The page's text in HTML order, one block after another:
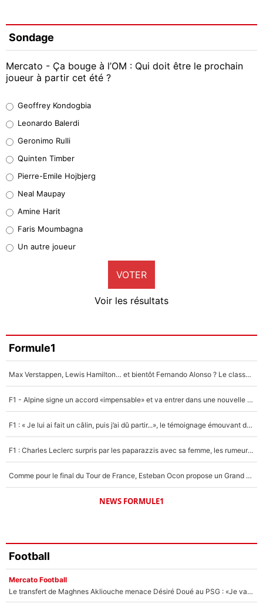
Sondage
Mercato - Ça bouge à l’OM : Qui doit être le prochain
joueur à partir cet été ?
38%
32%
5%
1%
9%
Faris Moumbagna
4%
Un autre joueur
5%
Geoffrey Kondogbia
Leonardo Balerdi
Geronimo Rulli
Quinten Timber
Pierre-Emile Hojbjerg
Neal Maupay
Amine Harit
Faris Moumbagna
Un autre joueur
VOTER
Voir les résultats
Formule1
Max Verstappen, Lewis Hamilton… et bientôt Fernando Alonso ? Le classement des pilotes les mieux payés en Formule 1 risque de changer !
F1 - Alpine signe un accord «impensable» et va entrer dans une nouvelle dimension : Grande nouvelle pour Pierre Gasly !
F1 : « Je lui ai fait un câlin, puis j’ai dû partir...», le témoignage émouvant de Max Verstappen sur sa fille
F1 : Charles Leclerc surpris par les paparazzis avec sa femme, les rumeurs étaient vraies !
Comme pour le final du Tour de France, Esteban Ocon propose un Grand Prix de Formule 1 à Paris : «Autour de l’Arc de Triomphe, ce serait génial» !
NEWS FORMULE1
Football
Mercato Football
Le transfert de Maghnes Akliouche menace Désiré Doué au PSG : «Je valide à 200%»